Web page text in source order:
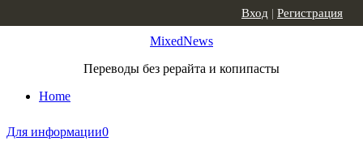
MixedNews
Переводы без рерайта и копипасты
Home
Вход | Регистрация
Для информации0